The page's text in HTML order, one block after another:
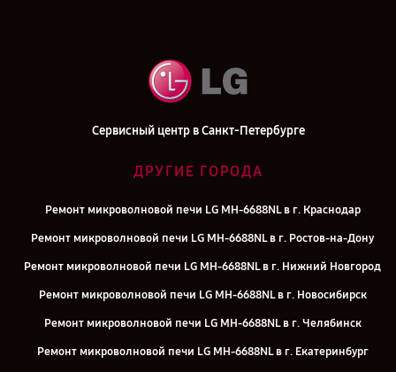
Сервисный центр в Санкт-Петербурге
ДРУГИЕ ГОРОДА
Ремонт микроволновой печи LG MH-6688NL в г. Краснодар
Ремонт микроволновой печи LG MH-6688NL в г. Ростов-на-Дону
Ремонт микроволновой печи LG MH-6688NL в г. Нижний Новгород
Ремонт микроволновой печи LG MH-6688NL в г. Новосибирск
Ремонт микроволновой печи LG MH-6688NL в г. Челябинск
Ремонт микроволновой печи LG MH-6688NL в г. Екатеринбург